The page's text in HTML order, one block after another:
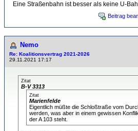
Eine Straßenbahn ist besser als keine U-
Beitrag
Nemo
Re: Koalitionsvertrag 2021-2026
29.11.2021 17:17
Zitat
B-V 3313
Zitat
Marienfelde
Eigentlich müßte die Schloßtraße vom
werden, was aber in einem gewissen
der A 103 steht.